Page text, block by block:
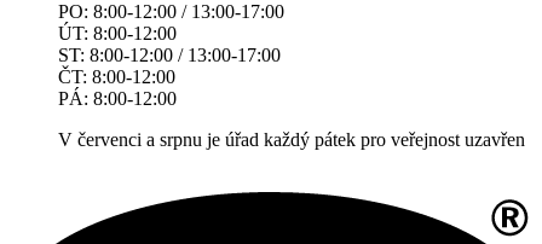
PO: 8:00-12:00 / 13:00-17:00
ÚT: 8:00-12:00
ST: 8:00-12:00 / 13:00-17:00
ČT: 8:00-12:00
PÁ: 8:00-12:00
V červenci a srpnu je úřad každý pátek pro veřejnost uzavřen